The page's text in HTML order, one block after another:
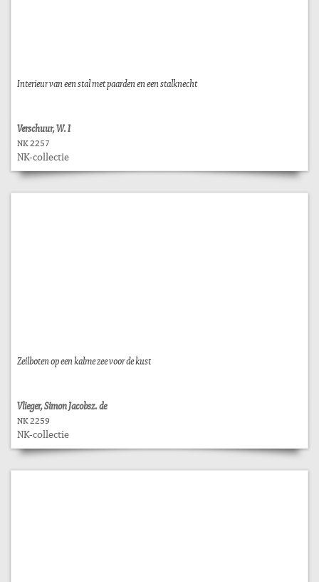
Interieur van een stal met paarden en een stalknecht
Verschuur, W. I
NK 2257
NK-collectie
Zeilboten op een kalme zee voor de kust
Vlieger, Simon Jacobsz. de
NK 2259
NK-collectie